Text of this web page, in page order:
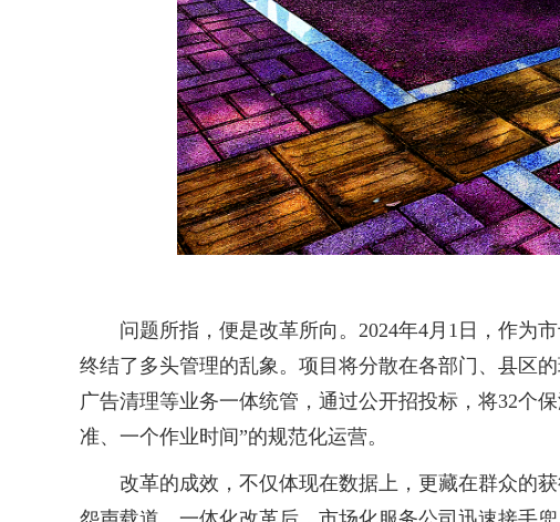
问题所指，便是改革所向。2024年4月1日，作为市
终结了多头管理的乱象。项目将分散在各部门、县区
广告清理等业务一体统管，通过公开招投标，将32个
准、一个作业时间”的规范化运营。
改革的成效，不仅体现在数据上，更藏在群众的获